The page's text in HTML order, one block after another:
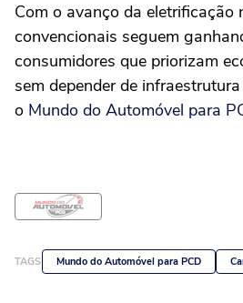
Com o avanço da eletrificação
convencionais seguem
consumidores que priorizam
sem depender de
o Mundo do Automóvel para
TAGS Mundo do Automóvel para PCD